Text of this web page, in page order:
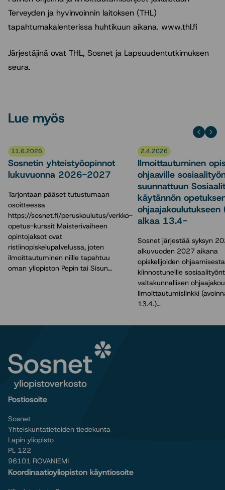
Terveyden ja hyvinvoinnin laitoksen (THL)
tapahtumakalenterissa huhtikuun aikana. www.thl.fi
Järjestäjinä ovat THL, Sosnet ja Lapsuudentutkimuksen
seura.
Lue myös
11.6.2026
Sosnetin yhteistyöopinnot
lukuvuonna 2026-2027
Tarjontaan pääset tutustumaan
osoitteessa
https://sosnet.fi/peruskoulutus/verkko-
opetus-kurssit Maisterivaiheen
opintojaksot ovat
ristiinopiskelupalvelussa, joten
ilmoittautuminen niille tapahtuu
oman yliopiston Pepin tai Sisun…
2.4.2026
Ilmoittautuminen
ohjaaville
suunnattuun
käytännön
alkaa 13.4-
Sosnet järjestää syksyn
alkuvuoden 2027 aikana
opiskelijoiden ohjaamisesta
kiinnostuneille
valtakunnallisen
Ilmoittautumislinkki
13.4.)…
Postiosoite
Sosnet
Yhteiskuntatieteiden tiedekunta
Lapin yliopisto
PL 122
96101 ROVANIEMI
Koordinaatioyliopiston käyntiosoite